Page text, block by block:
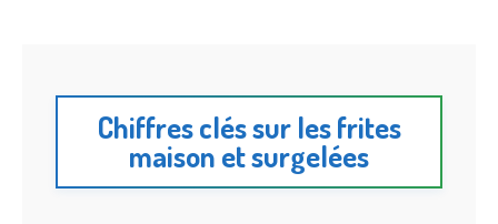
Chiffres clés sur les frites
maison et surgelées